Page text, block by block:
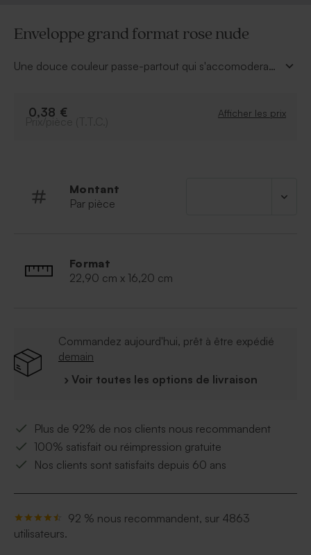
Enveloppe grand format rose nude
Une douce couleur passe-partout qui s'accomodera
0,38 € Afficher les prix
Montant
Par pièce
Format
22,90 cm x 16,20 cm
Commandez aujourd'hui, prêt à être expédié
demain
› Voir toutes les options de livraison
Plus de 92% de nos clients nous recommandent
100% satisfait ou réimpression gratuite
Nos clients sont satisfaits depuis 60 ans
92 % nous recommandent, sur 4863
utilisateurs.